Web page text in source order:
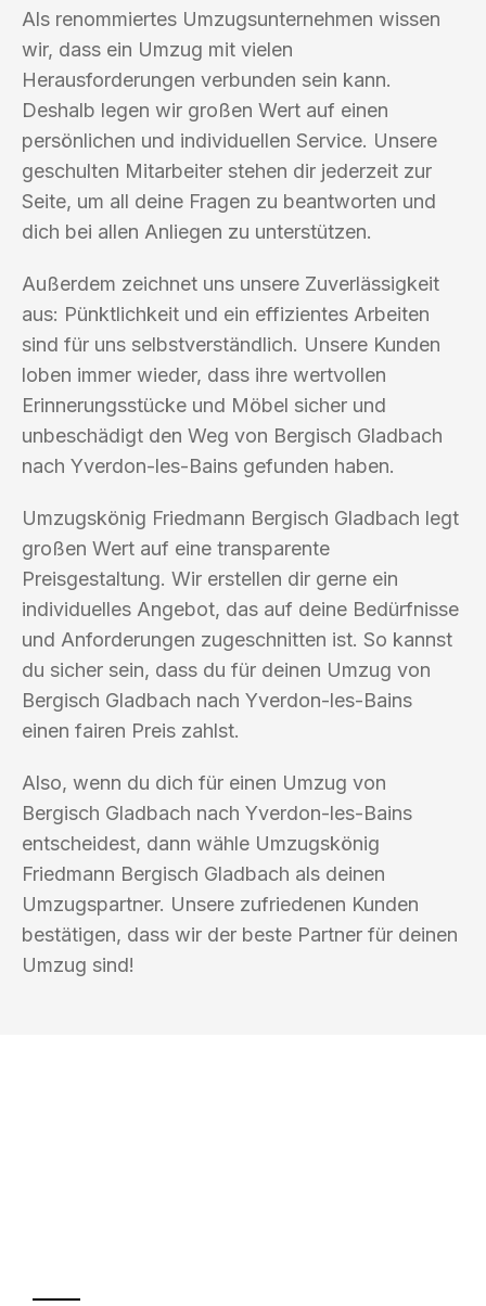
Als renommiertes Umzugsunternehmen wissen
wir, dass ein Umzug mit vielen
Herausforderungen verbunden sein kann.
Deshalb legen wir großen Wert auf einen
persönlichen und individuellen Service. Unsere
geschulten Mitarbeiter stehen dir jederzeit zur
Seite, um all deine Fragen zu beantworten und
dich bei allen Anliegen zu unterstützen.
Außerdem zeichnet uns unsere Zuverlässigkeit
aus: Pünktlichkeit und ein effizientes Arbeiten
sind für uns selbstverständlich. Unsere Kunden
loben immer wieder, dass ihre wertvollen
Erinnerungsstücke und Möbel sicher und
unbeschädigt den Weg von Bergisch Gladbach
nach Yverdon-les-Bains gefunden haben.
Umzugskönig Friedmann Bergisch Gladbach legt
großen Wert auf eine transparente
Preisgestaltung. Wir erstellen dir gerne ein
individuelles Angebot, das auf deine Bedürfnisse
und Anforderungen zugeschnitten ist. So kannst
du sicher sein, dass du für deinen Umzug von
Bergisch Gladbach nach Yverdon-les-Bains
einen fairen Preis zahlst.
Also, wenn du dich für einen Umzug von
Bergisch Gladbach nach Yverdon-les-Bains
entscheidest, dann wähle Umzugskönig
Friedmann Bergisch Gladbach als deinen
Umzugspartner. Unsere zufriedenen Kunden
bestätigen, dass wir der beste Partner für deinen
Umzug sind!